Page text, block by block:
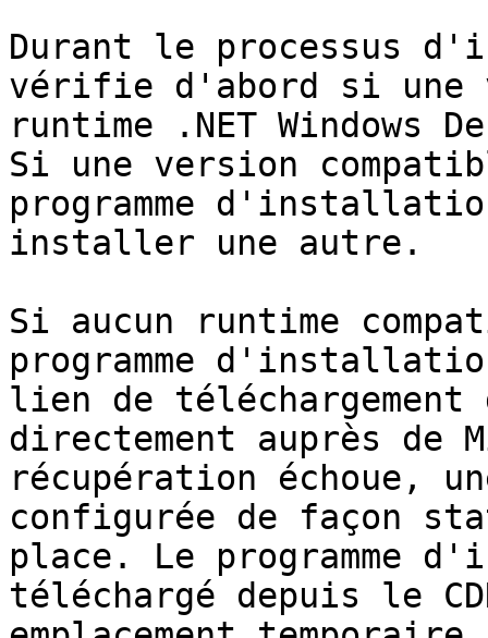
Durant le processus
vérifie d'abord si une
runtime .NET Windows
Si une version
programme
installer une autre.
Si aucun runtime
programme
lien de
directement auprès
récupération échoue,
configurée de façon
place. Le programme
téléchargé depuis le